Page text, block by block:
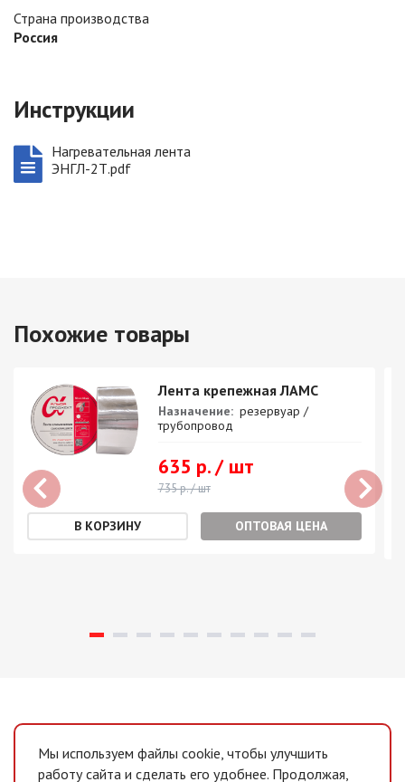
Страна производства
Россия
Инструкции
Нагревательная лента
ЭНГЛ-2Т.pdf
Похожие товары
Лента крепежная ЛАМС
Назначение: резервуар /
трубопровод
635 р. / шт
735 р. / шт
ОПТОВАЯ ЦЕНА
Мы используем файлы cookie, чтобы улучшить
работу сайта и сделать его удобнее. Продолжая,